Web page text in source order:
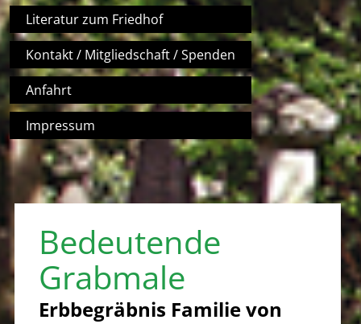
Literatur zum Friedhof
Kontakt / Mitgliedschaft / Spenden
Anfahrt
Impressum
Bedeutende
Grabmale
Erbbegräbnis Familie von